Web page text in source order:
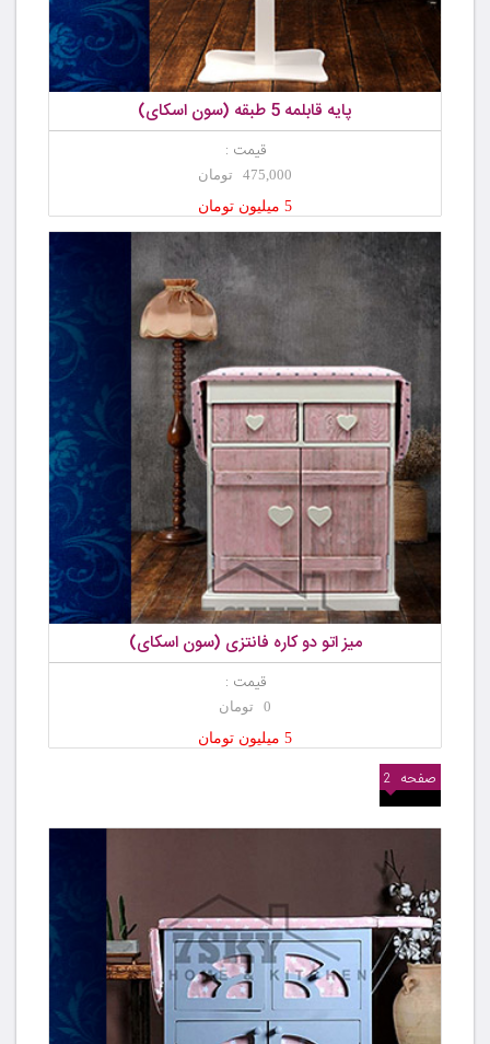
پایه قابلمه 5 طبقه (سون اسکای)
قیمت :
475,000 تومان
5 میلیون تومان
میز اتو دو کاره فانتزی (سون اسکای)
قیمت :
0 تومان
5 میلیون تومان
صفحه 2